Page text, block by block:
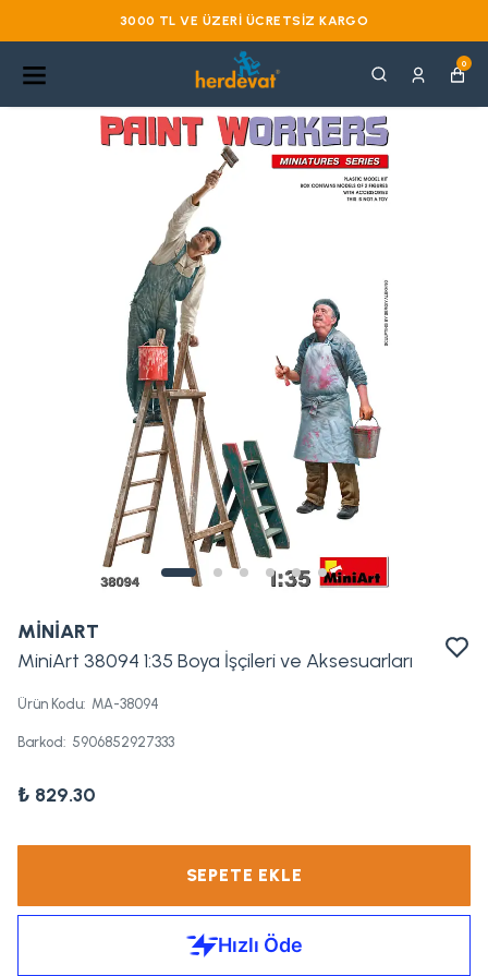
3000 TL VE ÜZERI ÜCRETSIZ KARGO
0
MİNİART
MiniArt 38094 1:35 Boya İşçileri ve Aksesuarları
Ürün Kodu: MA-38094
Barkod: 5906852927333
₺ 829.30
SEPETE EKLE